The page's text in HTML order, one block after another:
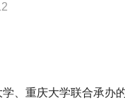
、重庆大学联合承办